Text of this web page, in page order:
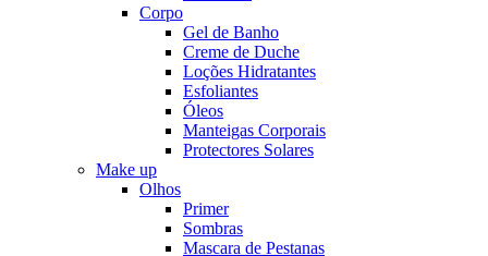
Corpo
Gel de Banho
Creme de Duche
Loções Hidratantes
Esfoliantes
Óleos
Manteigas Corporais
Protectores Solares
Make up
Olhos
Primer
Sombras
Mascara de Pestanas